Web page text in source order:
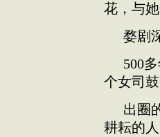
花，与
婺剧
500
个女司
出圈
耕耘的